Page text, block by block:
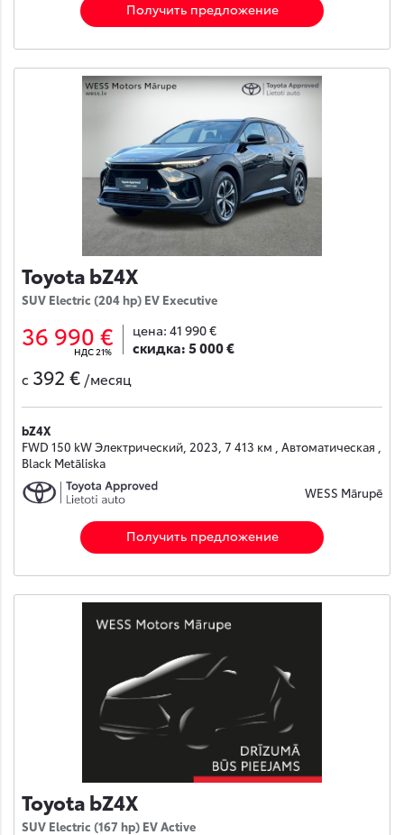
Получить предложение
Toyota bZ4X
SUV Electric (204 hp) EV Executive
36 990 €
НДС 21%
цена: 41 990 €
скидка:5 000 €
с 392 € /месяц
bZ4X
FWD 150 kW Электрический, 2023, 7 413 км , Автоматическая ,
Black Metāliska
WESS Mārupē
Получить предложение
Toyota bZ4X
SUV Electric (167 hp) EV Active